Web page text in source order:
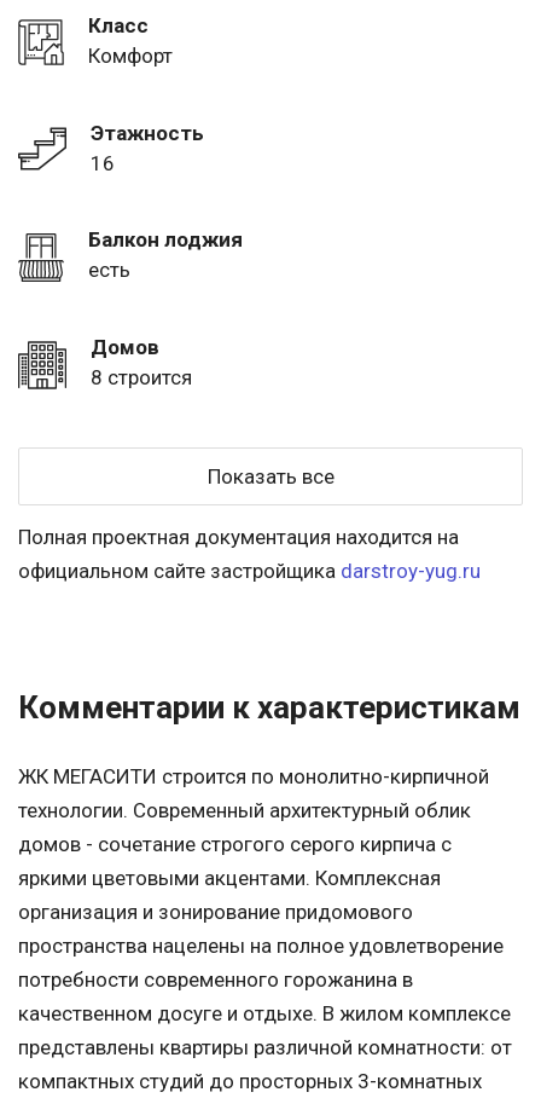
Класс
Комфорт
Этажность
16
Балкон лоджия
есть
Домов
8 строится
Показать все
Полная проектная документация находится на
официальном сайте застройщика darstroy-yug.ru
Комментарии к характеристикам
ЖК МЕГАСИТИ строится по монолитно-кирпичной
технологии. Современный архитектурный облик
домов - сочетание строгого серого кирпича с
яркими цветовыми акцентами. Комплексная
организация и зонирование придомового
пространства нацелены на полное удовлетворение
потребности современного горожанина в
качественном досуге и отдыхе. В жилом комплексе
представлены квартиры различной комнатности: от
компактных студий до просторных 3-комнатных